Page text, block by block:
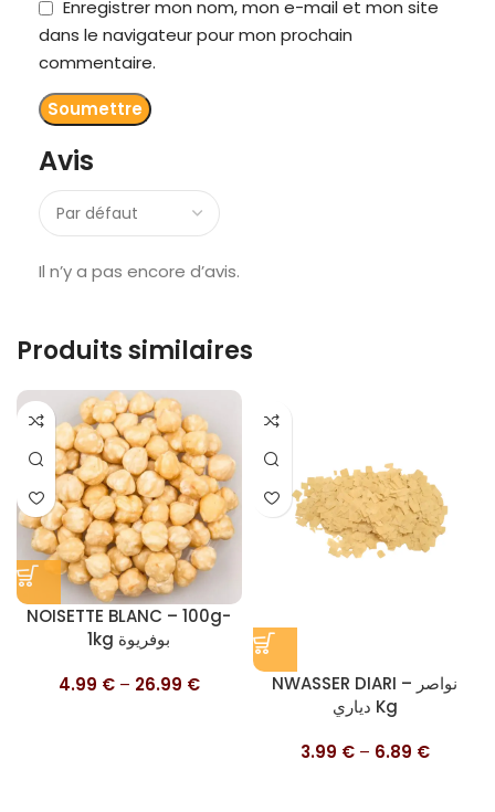
Avis
Il n’y a pas encore d’avis.
Enregistrer mon nom, mon e-mail et mon site
dans le navigateur pour mon prochain
commentaire.
Produits similaires
NOISETTE BLANC – 100g-
1kg بوفريوة
4.99 €– 26.99 €
NWASSER DIARI – نواصر
دياري Kg
3.99 €– 6.89 €